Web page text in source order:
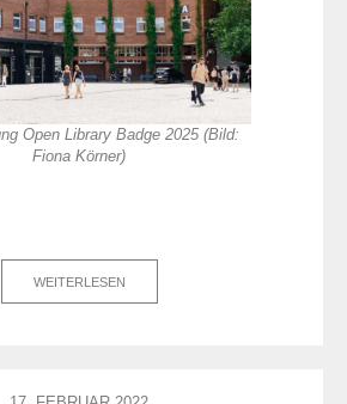
Open Library Badge 2025 (Bild:
Fiona Körner)
WEITERLESEN